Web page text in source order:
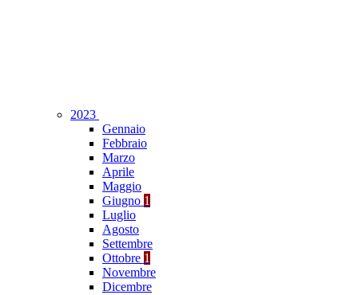
2023
Gennaio
Febbraio
Marzo
Aprile
Maggio
Giugno 1
Luglio
Agosto
Settembre
Ottobre 1
Novembre
Dicembre